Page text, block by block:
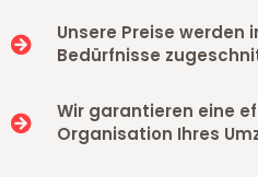
Unsere Preise werden
Bedürfnisse
Wir garantieren eine
Organisation Ihres